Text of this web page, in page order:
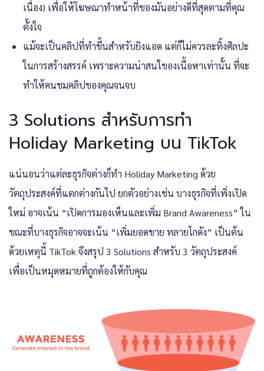
เนื่อง) เพื่อให้โฆษณาทำหน้าที่ของมันอย่างดีที่สุดตามที่คุณ
ตั้งใจ
แม้จะเป็นคลิปที่ทำขึ้นสำหรับยิงแอด แต่ก็ไม่ควรละทิ้งศิลปะ
ในการสร้างสรรค์ เพราะความน่าสนใของเนื้อหาเท่านั้น ที่จะ
ทำให้คนชมคลิปของคุณจนจบ
3 Solutions สำหรับการทำ
Holiday Marketing บน TikTok
แน่นอนว่าแต่ละธุรกิจต่างก็ทำ Holiday Marketing ด้วย
วัตถุประสงค์ที่แตกต่างกันไป ยกตัวอย่างเช่น บางธุรกิจที่เพิ่งเปิด
ใหม่ อาจเน้น “เปิดการมองเห็นและเพิ่ม Brand Awareness” ใน
ขณะที่บางธุรกิจอาจจะเน้น “เพิ่มยอดขาย ทลายโกดัง” เป็นต้น
ด้วยเหตุนี้ TikTok จึงสรุป 3 Solutions สำหรับ 3 วัตถุประสงค์
เพื่อเป็นหมุดหมายที่ถูกต้องให้กับคุณ